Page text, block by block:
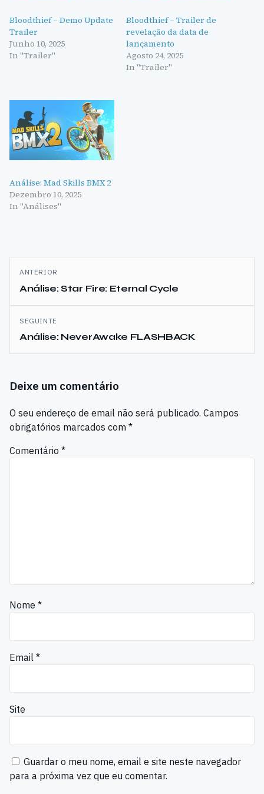
Bloodthief – Demo Update
Trailer
Junho 10, 2025
In "Trailer"
Bloodthief – Trailer de
revelação da data de
lançamento
Agosto 24, 2025
In "Trailer"
Análise: Mad Skills BMX 2
Dezembro 10, 2025
In "Análises"
Navegação
de
artigos
ANTERIOR
Análise: Star Fire: Eternal Cycle
SEGUINTE
Análise: NeverAwake FLASHBACK
Deixe um comentário
O seu endereço de email não será publicado. Campos
obrigatórios marcados com *
Comentário *
Nome *
Email *
Site
Guardar o meu nome, email e site neste navegador
para a próxima vez que eu comentar.